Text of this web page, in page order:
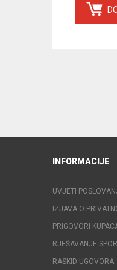
INFORMACIJE
UVJETI
IZJAVA O
PRIGOVORI
RJEŠAVANJE
RASKID UGOVORA